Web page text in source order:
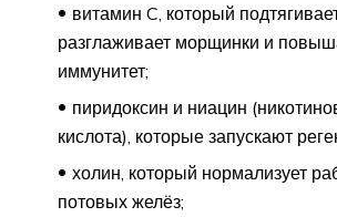
витамин C, который
разглаживает морщинки и
иммунитет;
пиридоксин и ниацин
кислота), которые запускают
холин, который нормализует
потовых желёз;